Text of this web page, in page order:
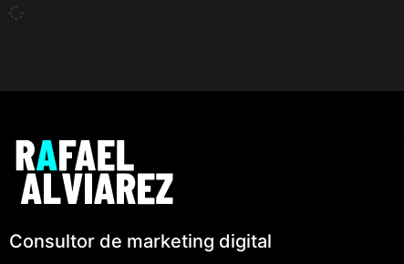
Consultor de marketing digital